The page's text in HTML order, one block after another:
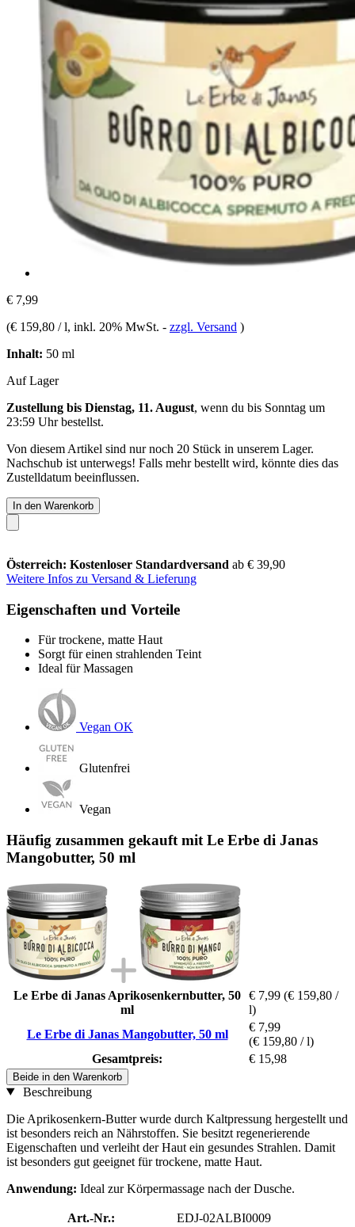
€ 7,99
(€ 159,80 / l, inkl. 20% MwSt. - zzgl. Versand )
Inhalt: 50 ml
Auf Lager
Zustellung bis Dienstag, 11. August, wenn du bis Sonntag um
23:59 Uhrbestellst.
Von diesem Artikel sind nur noch 20 Stück in unserem Lager.
Nachschub ist unterwegs! Falls mehr bestellt wird, könnte dies das
Zustelldatum beeinflussen.
In den Warenkorb
Österreich: Kostenloser Standardversand ab € 39,90
Weitere Infos zu Versand & Lieferung
Eigenschaften und Vorteile
Für trockene, matte Haut
Sorgt für einen strahlenden Teint
Ideal für Massagen
Vegan OK
Glutenfrei
Vegan
Häufig zusammen gekauft mit Le Erbe di Janas
Mangobutter, 50 ml
Le Erbe di Janas Aprikosenkernbutter, 50
ml
€ 7,99 (€ 159,80 /
l)
Le Erbe di Janas Mangobutter, 50 ml
€ 7,99
(€ 159,80 / l)
Gesamtpreis:
€ 15,98
Beide in den Warenkorb
Beschreibung
Die Aprikosenkern-Butter wurde durch Kaltpressung hergestellt und
ist besonders reich an Nährstoffen. Sie besitzt regenerierende
Eigenschaften und verleiht der Haut ein gesundes Strahlen. Damit
ist besonders gut geeignet für trockene, matte Haut.
Anwendung: Ideal zur Körpermassage nach der Dusche.
Art.-Nr.:
EDJ-02ALBI0009